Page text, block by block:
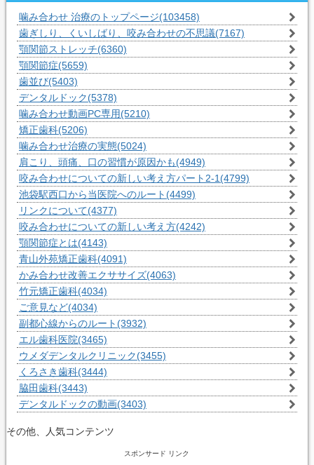
噛み合わせ 治療のトップページ(103458)
歯ぎしり、くいしばり、咬み合わせの不思議(7167)
顎関節ストレッチ(6360)
顎関節症(5659)
歯並び(5403)
デンタルドック(5378)
噛み合わせ動画PC専用(5210)
矯正歯科(5206)
噛み合わせ治療の実態(5024)
肩こり、頭痛、口の習慣が原因かも(4949)
咬み合わせについての新しい考え方パート2-1(4799)
池袋駅西口から当医院へのルート (4499)
リンクについて(4377)
咬み合わせについての新しい考え方(4242)
顎関節症とは(4143)
青山外苑矯正歯科(4091)
かみ合わせ改善エクササイズ(4063)
竹元矯正歯科(4034)
ご意見など(4034)
副都心線からのルート (3932)
エル歯科医院(3465)
ウメダデンタルクリニック(3455)
くろさき歯科(3444)
脇田歯科(3443)
デンタルドックの動画(3403)
その他、人気コンテンツ
スポンサード リンク